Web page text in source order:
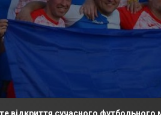
сучасного футбольного майданчика.